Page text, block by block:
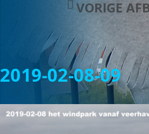
VORIGE
2019-02-08-09